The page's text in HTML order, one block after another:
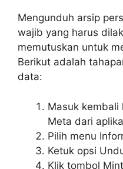
Mengunduh arsip
wajib yang harus
memutuskan untuk
Berikut adalah
data:
Masuk kembali
Meta dari
Pilih menu
Ketuk opsi
Klik tombol